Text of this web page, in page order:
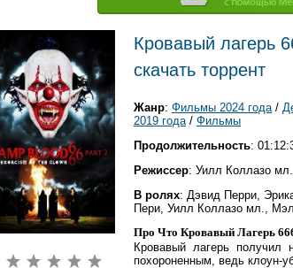
Кровавый лагерь
скачать торрент
Жанр: Фильмы 2024 года/
2019 года/ Фильмы
Продолжительность:
Режиссер: Уилл Коллазо мл.
В ролях: Дэвид Перри,
Пери, Уилл Коллазо мл.,
Про Что Кровавый Лагерь
Кровавый лагерь получил
похороненным, ведь клоун-